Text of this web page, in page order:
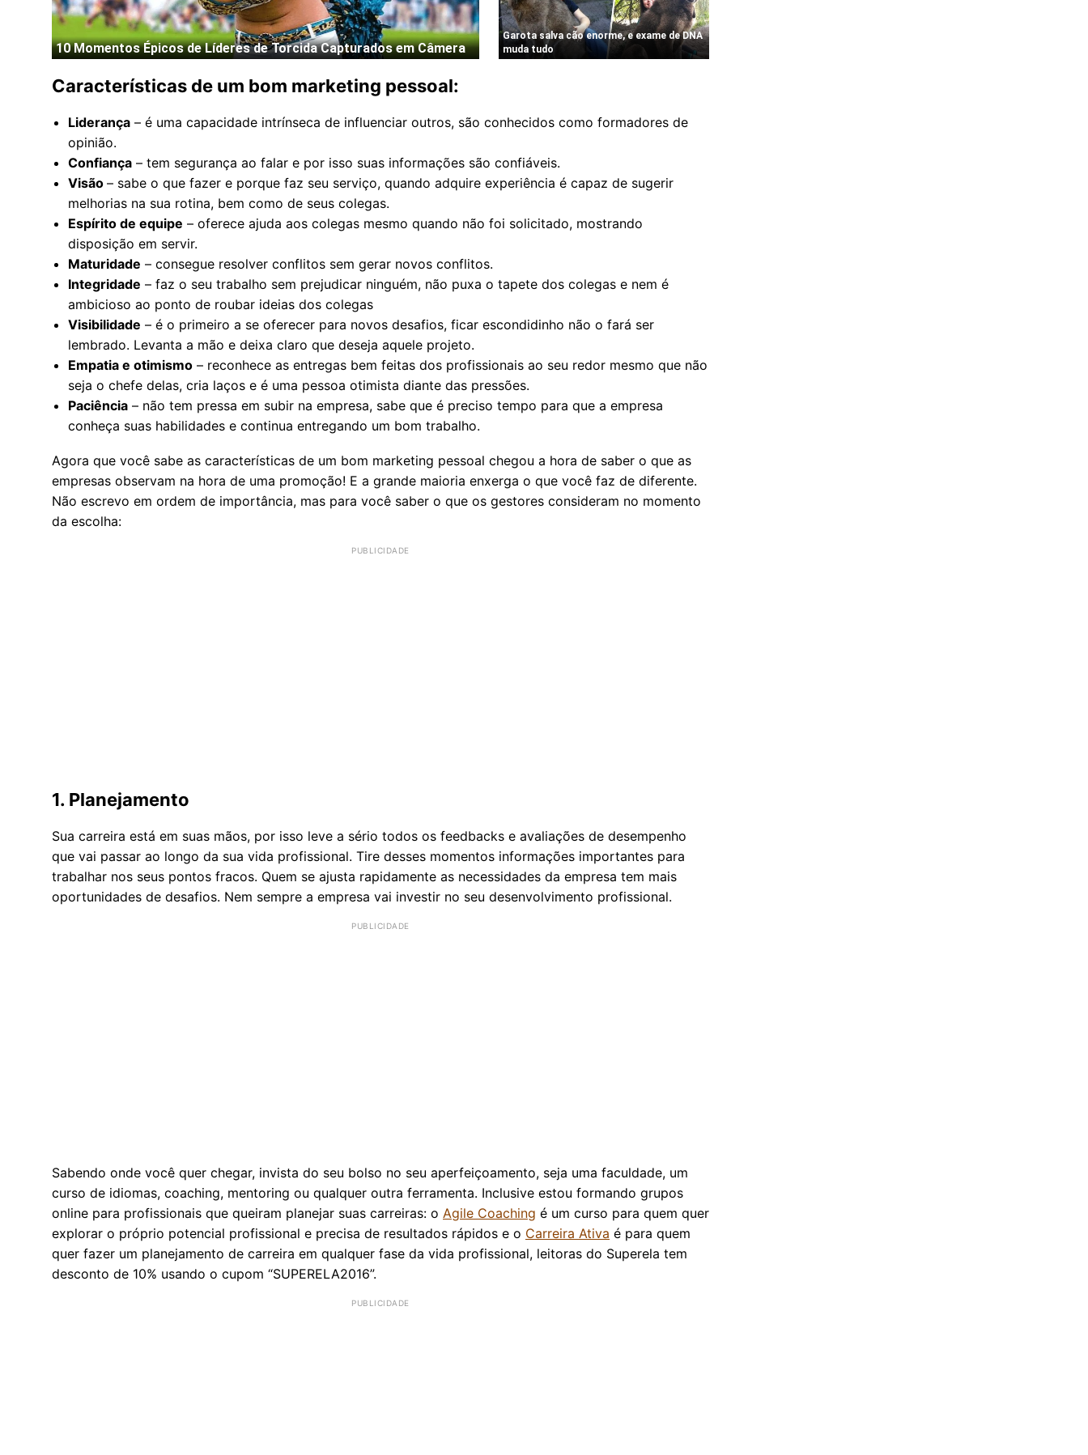
Características de um bom marketing pessoal:
Liderança – é uma capacidade intrínseca de influenciar outros, são conhecidos como formadores de
opinião.
Confiança – tem segurança ao falar e por isso suas informações são confiáveis.
Visão – sabe o que fazer e porque faz seu serviço, quando adquire experiência é capaz de sugerir
melhorias na sua rotina, bem como de seus colegas.
Espírito de equipe – oferece ajuda aos colegas mesmo quando não foi solicitado, mostrando
disposição em servir.
Maturidade – consegue resolver conflitos sem gerar novos conflitos.
Integridade – faz o seu trabalho sem prejudicar ninguém, não puxa o tapete dos colegas e nem é
ambicioso ao ponto de roubar ideias dos colegas
Visibilidade – é o primeiro a se oferecer para novos desafios, ficar escondidinho não o fará ser
lembrado. Levanta a mão e deixa claro que deseja aquele projeto.
Empatia e otimismo – reconhece as entregas bem feitas dos profissionais ao seu redor mesmo que não
seja o chefe delas, cria laços e é uma pessoa otimista diante das pressões.
Paciência – não tem pressa em subir na empresa, sabe que é preciso tempo para que a empresa
conheça suas habilidades e continua entregando um bom trabalho.
Agora que você sabe as características de um bom marketing pessoal chegou a hora de saber o que as
empresas observam na hora de uma promoção! E a grande maioria enxerga o que você faz de diferente.
Não escrevo em ordem de importância, mas para você saber o que os gestores consideram no momento
da escolha:
1. Planejamento
Sua carreira está em suas mãos, por isso leve a sério todos os feedbacks e avaliações de desempenho
que vai passar ao longo da sua vida profissional. Tire desses momentos informações importantes para
trabalhar nos seus pontos fracos. Quem se ajusta rapidamente as necessidades da empresa tem mais
oportunidades de desafios. Nem sempre a empresa vai investir no seu desenvolvimento profissional.
Sabendo onde você quer chegar, invista do seu bolso no seu aperfeiçoamento, seja uma faculdade, um
curso de idiomas, coaching, mentoring ou qualquer outra ferramenta. Inclusive estou formando grupos
online para profissionais que queiram planejar suas carreiras: o Agile Coaching é um curso para quem quer
explorar o próprio potencial profissional e precisa de resultados rápidos e o Carreira Ativa é para quem
quer fazer um planejamento de carreira em qualquer fase da vida profissional, leitoras do Superela tem
desconto de 10% usando o cupom “SUPERELA2016”.